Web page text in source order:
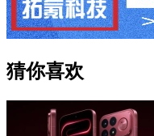
猜你喜欢